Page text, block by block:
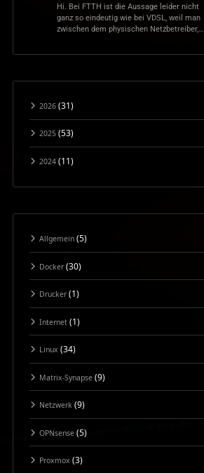
Hi. Bei FTTH ist die Aussage leider nicht
ganz so eindeutig wie bei VDSL, weil man
zwischen dem physischen Netzbetreiber,…
2026(31)
2025(53)
2024(11)
Allgemein(5)
Docker(30)
Drucker(1)
Internet(1)
Linux (34)
Matrix-Synapse(9)
Netzwerk(9)
OPNsense(5)
Proxmox (3)